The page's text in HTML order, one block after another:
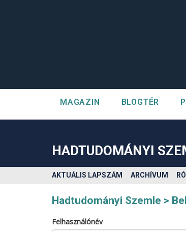
##plugins.themes.bootstrap3.accessible_menu.label##
MAGAZIN BLOGTÉR
HADTUDOMÁNYI
AKTUÁLIS LAPSZÁM ARCHÍVUM
Hadtudományi Szemle
Felhasználónév